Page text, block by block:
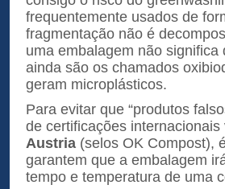
frequentemente usados de
fragmentação não é
uma embalagem não
ainda são os chamados
geram microplásticos.
Para evitar que “produtos
de certificações
Austria (selos OK Compost),
garantem que a embalagem
tempo e temperatura de uma